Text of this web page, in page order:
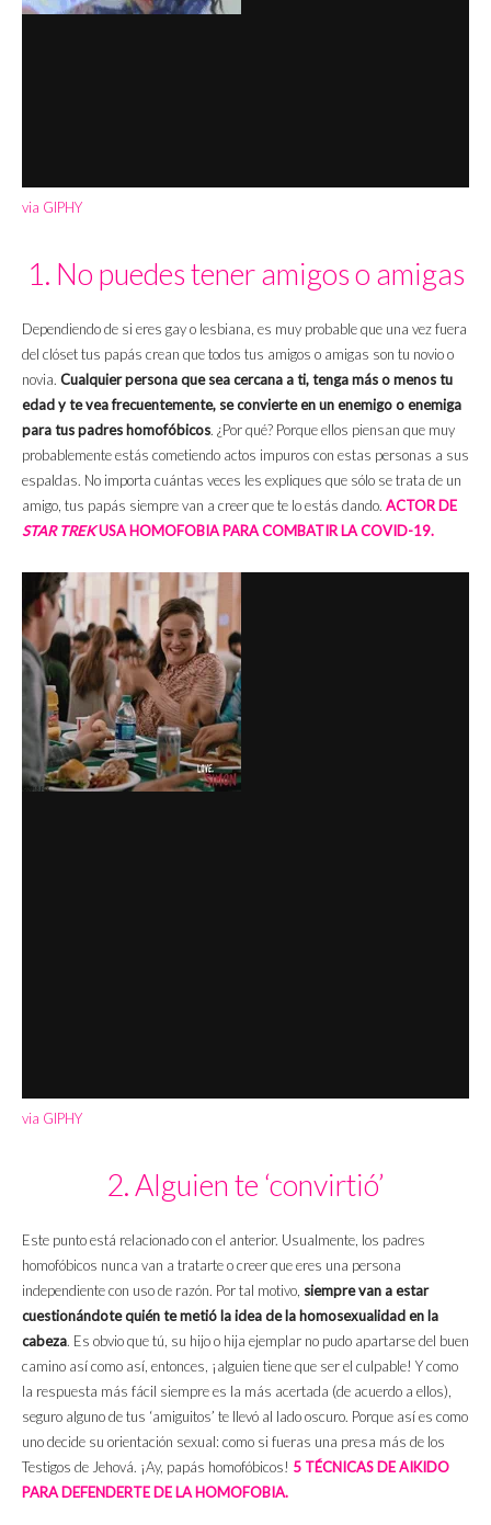
via GIPHY
1. No puedes tener amigos o amigas
Dependiendo de si eres gay o lesbiana, es muy probable que una vez fuera
del clóset tus papás crean que todos tus amigos o amigas son tu novio o
novia. Cualquier persona que sea cercana a ti, tenga más o menos tu
edad y te vea frecuentemente, se convierte en un enemigo o enemiga
para tus padres homofóbicos. ¿Por qué? Porque ellos piensan que muy
probablemente estás cometiendo actos impuros con estas personas a sus
espaldas. No importa cuántas veces les expliques que sólo se trata de un
amigo, tus papás siempre van a creer que te lo estás dando. ACTOR DE
STAR TREKUSA HOMOFOBIA PARA COMBATIR LA COVID-19.
via GIPHY
2. Alguien te ‘convirtió’
Este punto está relacionado con el anterior. Usualmente, los padres
homofóbicos nunca van a tratarte o creer que eres una persona
independiente con uso de razón. Por tal motivo, siempre van a estar
cuestionándote quién te metió la idea de la homosexualidad en la
cabeza. Es obvio que tú, su hijo o hija ejemplar no pudo apartarse del buen
camino así como así, entonces, ¡alguien tiene que ser el culpable! Y como
la respuesta más fácil siempre es la más acertada (de acuerdo a ellos),
seguro alguno de tus ‘amiguitos’ te llevó al lado oscuro. Porque así es como
uno decide su orientación sexual: como si fueras una presa más de los
Testigos de Jehová. ¡Ay, papás homofóbicos! 5 TÉCNICAS DE AIKIDO
PARA DEFENDERTE DE LA HOMOFOBIA.